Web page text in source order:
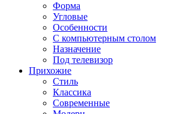
Форма
Угловые
Особенности
С компьютерным столом
Назначение
Под телевизор
Прихожие
Стиль
Классика
Современные